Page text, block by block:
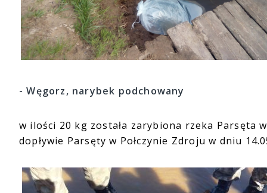
- Węgorz, narybek podchowany
w ilości 20 kg została zarybiona rzeka
dopływie Parsęty w Połczynie Zdroju w dniu